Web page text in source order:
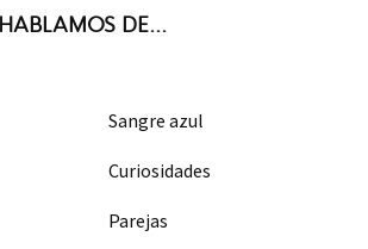
DE...
Sangre azul
Curiosidades
Parejas